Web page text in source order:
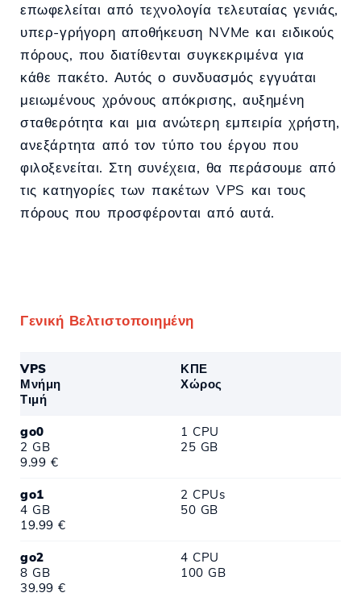
επωφελείται από τεχνολογία τελευταίας γενιάς,
υπερ-γρήγορη αποθήκευση NVMe και ειδικούς
πόρους, που διατίθενται συγκεκριμένα για
κάθε πακέτο. Αυτός ο συνδυασμός εγγυάται
μειωμένους χρόνους απόκρισης, αυξημένη
σταθερότητα και μια ανώτερη εμπειρία χρήστη,
ανεξάρτητα από τον τύπο του έργου που
φιλοξενείται. Στη συνέχεια, θα περάσουμε από
τις κατηγορίες των πακέτων VPS και τους
πόρους που προσφέρονται από αυτά.
Γενική Βελτιστοποιημένη
VPS
ΚΠΕ
Μνήμη
Χώρος
Τιμή
go0
1 CPU
2 GB
25 GB
9.99 €
go1
2 CPUs
4 GB
50 GB
19.99 €
go2
4 CPU
8 GB
100 GB
39.99 €